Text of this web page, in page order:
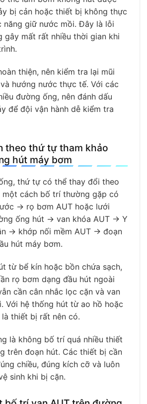
bị cản hoặc thiết bị không thực
năng giữ nước mồi. Đây là lỗi
gây mất rất nhiều thời gian khi
thiện, nên kiểm tra lại mũi
hướng nước thực tế. Với các
đường ống, nên đánh dấu
để đội vận hành dễ kiểm tra
theo thứ tự tham khảo
hút máy bơm
thứ tự có thể thay đổi theo
một cách bố trí thường gặp có
→ rọ bơm AUT hoặc lưới
ống hút → van khóa AUT → Y
→ khớp nối mềm AUT → đoạn
hút máy bơm.
từ bể kín hoặc bồn chứa sạch,
rọ bơm dạng đầu hút ngoài
cần cân nhắc lọc cặn và van
Với hệ thống hút từ ao hồ hoặc
thiết bị rất nên có.
là không bố trí quá nhiều thiết
trên đoạn hút. Các thiết bị cần
chiều, đúng kích cỡ và luôn
sinh khi bị cặn.